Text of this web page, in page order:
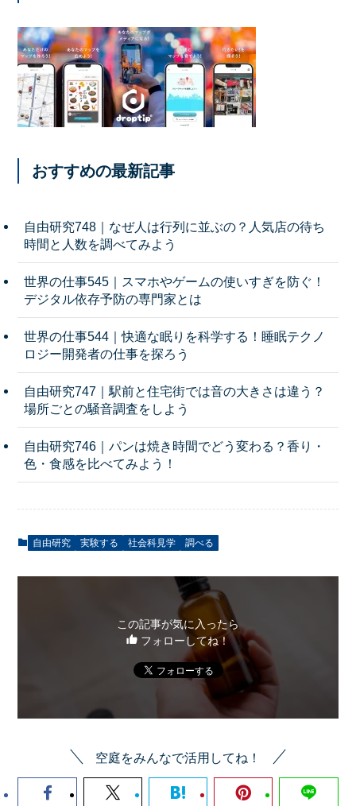
おすすめの最新記事
自由研究748｜なぜ人は行列に並ぶの？人気店の待ち
時間と人数を調べてみよう
世界の仕事545｜スマホやゲームの使いすぎを防ぐ！
デジタル依存予防の専門家とは
世界の仕事544｜快適な眠りを科学する！睡眠テクノ
ロジー開発者の仕事を探ろう
自由研究747｜駅前と住宅街では音の大きさは違う？
場所ごとの騒音調査をしよう
自由研究746｜パンは焼き時間でどう変わる？香り・
色・食感を比べてみよう！
自由研究 実験する 社会科見学 調べる
この記事が気に入ったら
フォローしてね！
空庭をみんなで活用してね！